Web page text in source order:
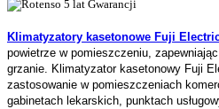
Klimatyzatory kasetonowe Fuji
powietrze w pomieszczeniu,
grzanie. Klimatyzator kasetonowy Fuji
zastosowanie w pomieszczeniach
gabinetach lekarskich, punktach